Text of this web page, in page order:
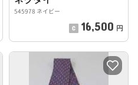
545978 ネイビー
16,500 円